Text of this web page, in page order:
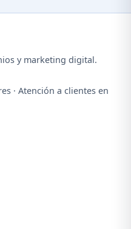
y marketing digital.
· Atención a clientes en